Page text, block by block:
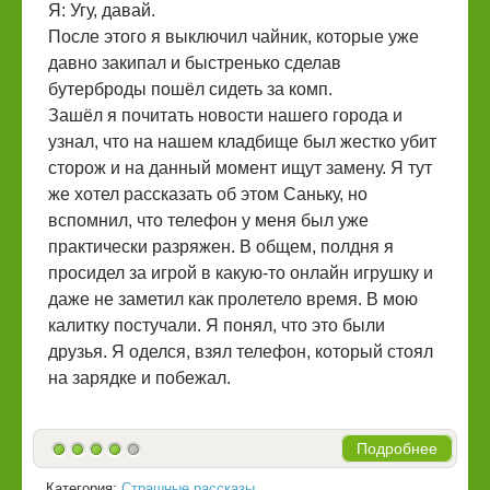
Я: Угу, давай.
После этого я выключил чайник, которые уже
давно закипал и быстренько сделав
бутерброды пошёл сидеть за комп.
Зашёл я почитать новости нашего города и
узнал, что на нашем кладбище был жестко убит
сторож и на данный момент ищут замену. Я тут
же хотел рассказать об этом Саньку, но
вспомнил, что телефон у меня был уже
практически разряжен. В общем, полдня я
просидел за игрой в какую-то онлайн игрушку и
даже не заметил как пролетело время. В мою
калитку постучали. Я понял, что это были
друзья. Я оделся, взял телефон, который стоял
на зарядке и побежал.
Подробнее